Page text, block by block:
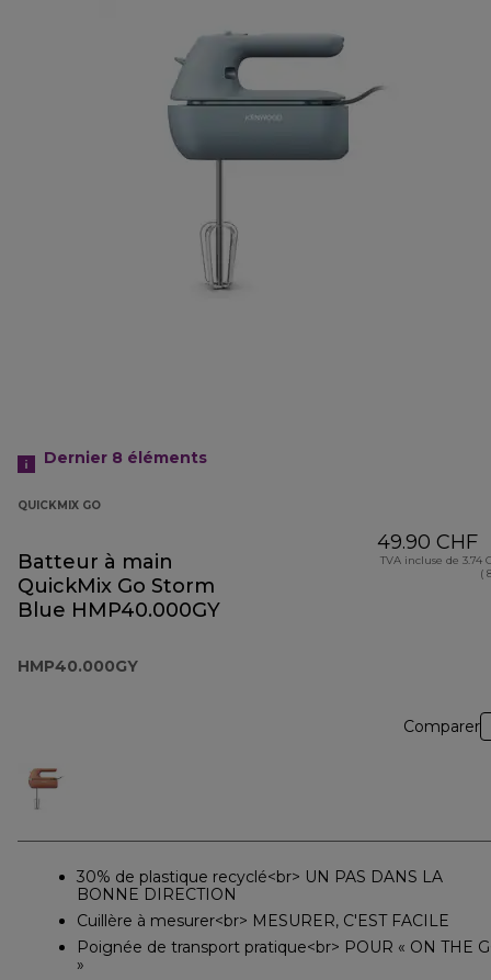
Dernier 8 éléments
QUICKMIX GO
Batteur à main
QuickMix Go Storm
Blue HMP40.000GY
HMP40.000GY
49.90 CHF
TVA incluse de 3.74
(
Comparer
30% de plastique recyclé<br> UN PAS DANS LA
BONNE DIRECTION
Cuillère à mesurer<br> MESURER, C'EST FACILE
Poignée de transport pratique<br> POUR « ON THE
»